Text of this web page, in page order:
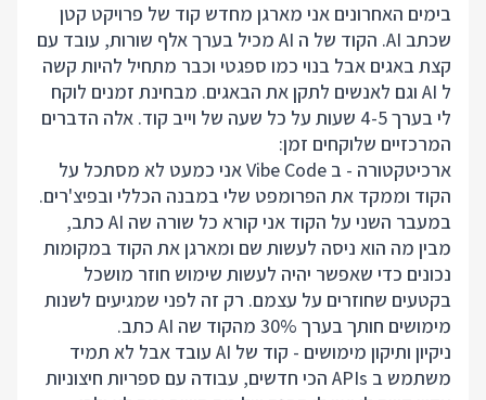
בימים האחרונים אני מארגן מחדש קוד של פרויקט קטן
שכתב AI. הקוד של ה AI מכיל בערך אלף שורות, עובד עם
קצת באגים אבל בנוי כמו ספגטי וכבר מתחיל להיות קשה
ל AI וגם לאנשים לתקן את הבאגים. מבחינת זמנים לוקח
לי בערך 4-5 שעות על כל שעה של וייב קוד. אלה הדברים
המרכזיים שלוקחים זמן:
ארכיטקטורה - ב Vibe Code אני כמעט לא מסתכל על
הקוד וממקד את הפרומפט שלי במבנה הכללי ובפיצ'רים.
במעבר השני על הקוד אני קורא כל שורה שה AI כתב,
מבין מה הוא ניסה לעשות שם ומארגן את הקוד במקומות
נכונים כדי שאפשר יהיה לעשות שימוש חוזר מושכל
בקטעים שחוזרים על עצמם. רק זה לפני שמגיעים לשנות
מימושים חותך בערך 30% מהקוד שה AI כתב.
ניקיון ותיקון מימושים - קוד של AI עובד אבל לא תמיד
משתמש ב APIs הכי חדשים, עבודה עם ספריות חיצוניות